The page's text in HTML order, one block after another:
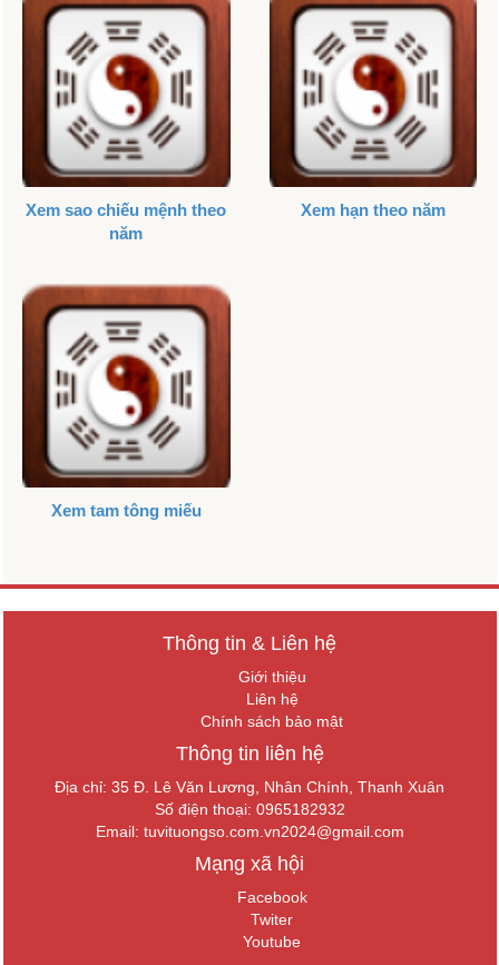
Xem sao chiếu mệnh theo
năm
Xem hạn theo năm
Xem tam tông miếu
Thông tin & Liên hệ
Giới thiệu
Liên hệ
Chính sách bảo mật
Thông tin liên hệ
Địa chỉ: 35 Đ. Lê Văn Lương, Nhân Chính, Thanh Xuân
Số điện thoại: 0965182932
Email: tuvituongso.com.vn2024@gmail.com
Mạng xã hội
Facebook
Twiter
Youtube